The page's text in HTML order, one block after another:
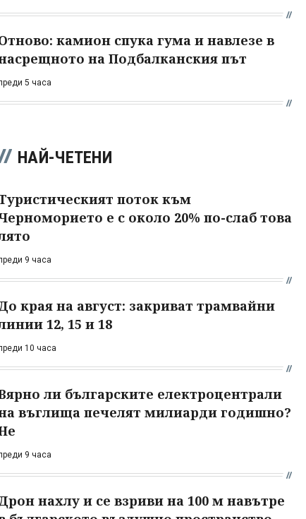
камион спука гума и навлезе в
на Подбалканския път
5 часа
НАЙ-ЧЕТЕНИ
поток към
е с около 20% по-слаб това
9 часа
края на август: закриват трамвайни
12, 15 и 18
10 часа
ли българските електроцентрали
въглища печелят милиарди годишно?
9 часа
нахлу и се взриви на 100 м навътре